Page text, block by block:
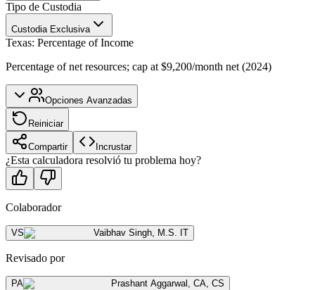
Tipo de Custodia
Custodia Exclusiva
Texas: Percentage of Income
Percentage of net resources; cap at $9,200/month net (2024)
Opciones Avanzadas
Reiniciar
Compartir Incrustar
¿Esta calculadora resolvió tu problema hoy?
Colaborador
VS Vaibhav Singh, M.S. IT
Revisado por
PA Prashant Aggarwal , CA, CS